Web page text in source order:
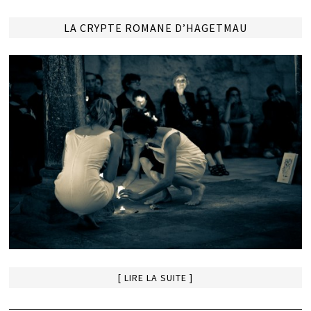
LA CRYPTE ROMANE D’HAGETMAU
[ LIRE LA SUITE ]